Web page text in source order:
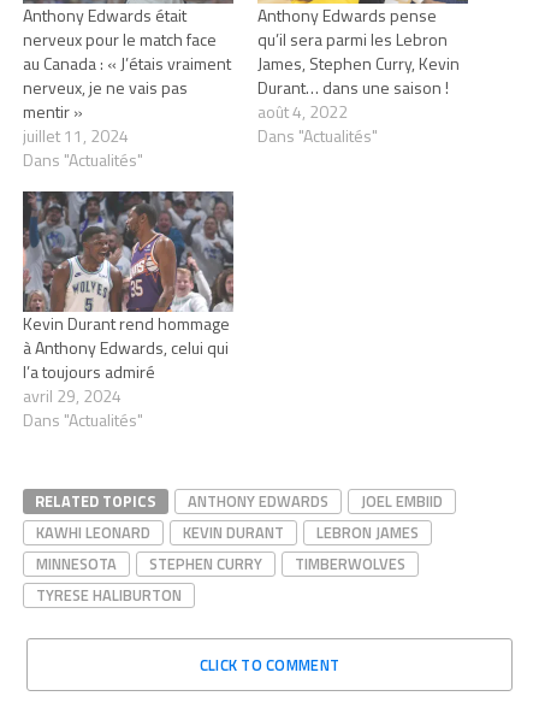
Anthony Edwards était
nerveux pour le match face
au Canada : « J’étais vraiment
nerveux, je ne vais pas
mentir »
juillet 11, 2024
Dans "Actualités"
Anthony Edwards pense
qu’il sera parmi les Lebron
James, Stephen Curry, Kevin
Durant… dans une saison !
août 4, 2022
Dans "Actualités"
Kevin Durant rend hommage
à Anthony Edwards, celui qui
l’a toujours admiré
avril 29, 2024
Dans "Actualités"
RELATED TOPICS ANTHONY EDWARDS
JOEL EMBIID
KAWHI LEONARD
KEVIN DURANT
LEBRON JAMES
MINNESOTA
STEPHEN CURRY
TIMBERWOLVES
TYRESE HALIBURTON
CLICK TO COMMENT